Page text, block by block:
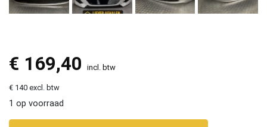
€ 169,40 incl. btw
€ 140 excl. btw
1 op voorraad